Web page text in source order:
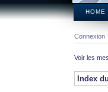
HOME
Connexion
Voir les
Index